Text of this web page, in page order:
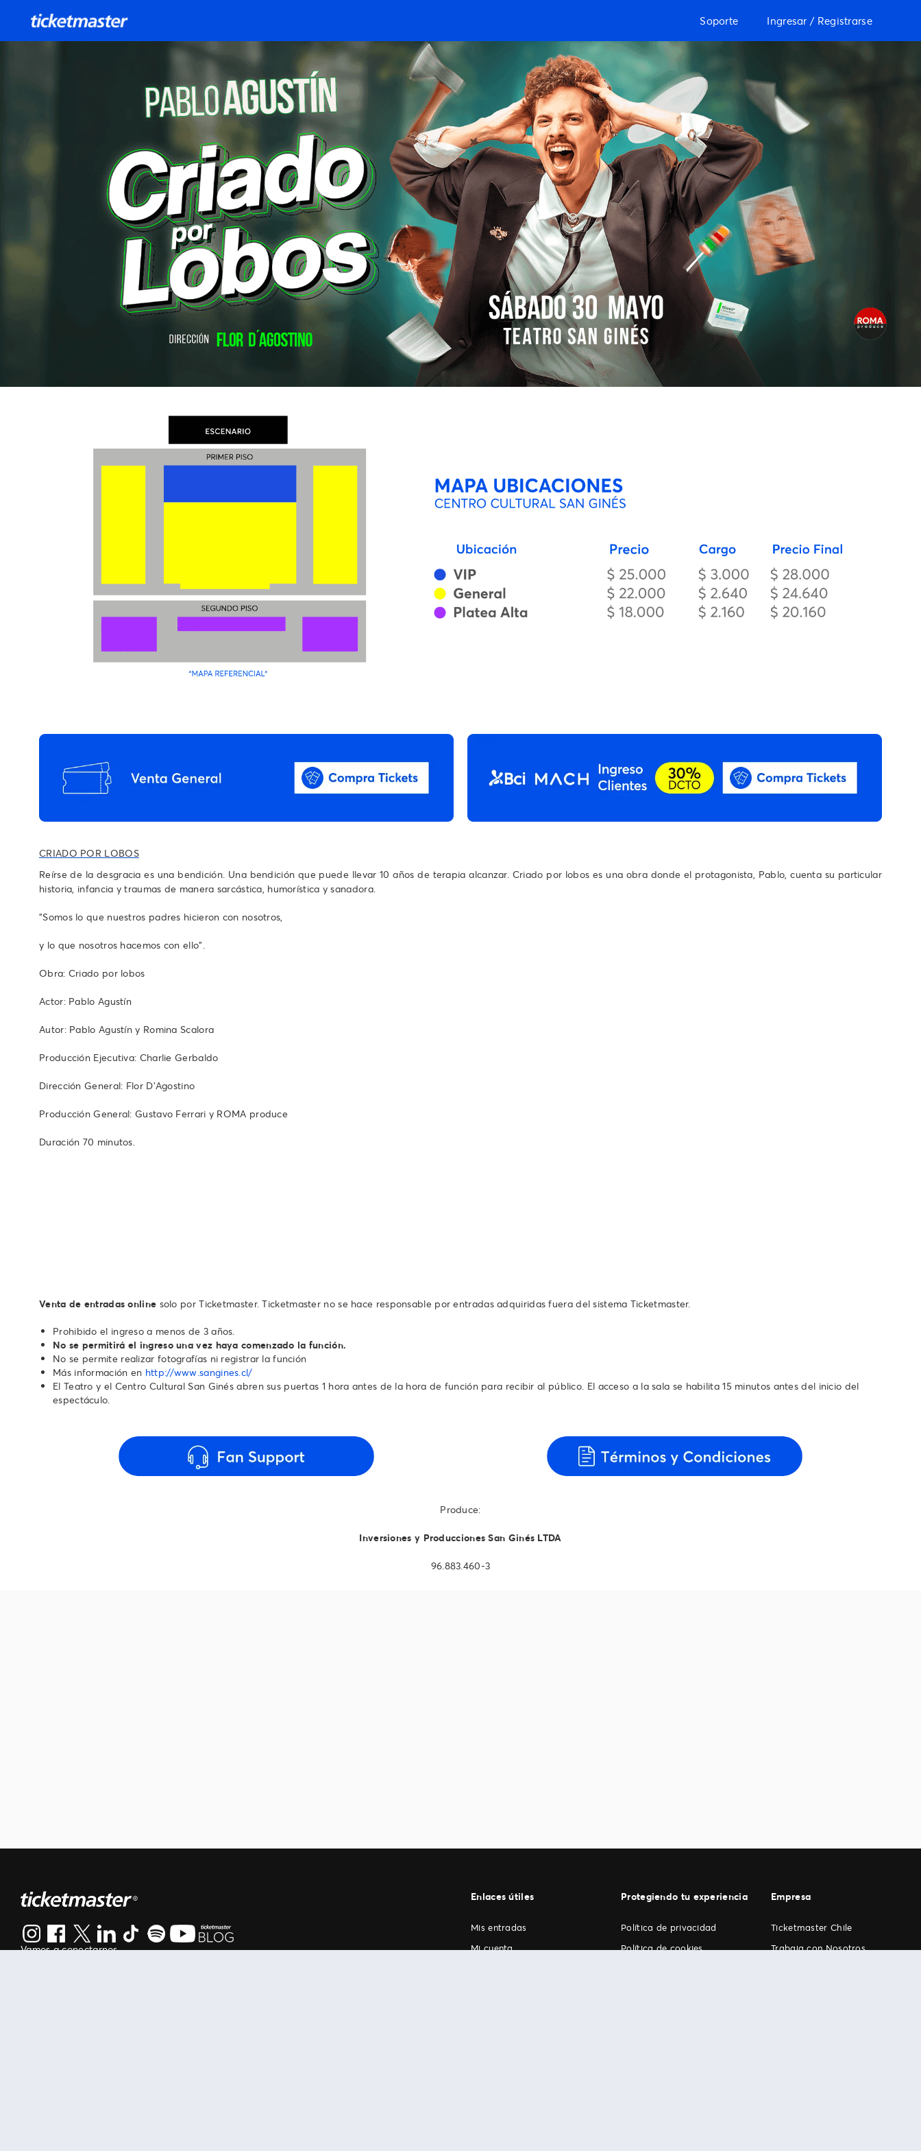
Soporte Ingresar / Registrarse
CRIADO POR LOBOS
Reírse de la desgracia es una bendición. Una bendición que puede llevar 10 años de terapia alcanzar. Criado por lobos es una obra donde el protagonista, Pablo, cuenta su particular
historia, infancia y traumas de manera sarcástica, humorística y sanadora.
"Somos lo que nuestros padres hicieron con nosotros,
y lo que nosotros hacemos con ello".
Obra: Criado por lobos
Actor: Pablo Agustín
Autor: Pablo Agustín y Romina Scalora
Producción Ejecutiva: Charlie Gerbaldo
Dirección General: Flor D’Agostino
Producción General: Gustavo Ferrari y ROMA produce
Duración 70 minutos.
Venta de entradas online solo por Ticketmaster. Ticketmaster no se hace responsable por entradas adquiridas fuera del sistema Ticketmaster.
Prohibido el ingreso a menos de 3 años.
No se permitirá el ingreso una vez haya comenzado la función.
No se permite realizar fotografías ni registrar la función
Más información en http://www.sangines.cl/
El Teatro y el Centro Cultural San Ginés abren sus puertas 1 hora antes de la hora de función para recibir al público. El acceso a la sala se habilita 15 minutos antes del inicio del
espectáculo.
Produce:
Inversiones y Producciones San Ginés LTDA
96.883.460-3
Vamos a conectarnos
Enlaces útiles
Mis entradas
Mi cuenta
Protegiendo tu experiencia
Política de privacidad
Política de cookies
Empresa
Ticketmaster Chile
Trabaja con Nosotros